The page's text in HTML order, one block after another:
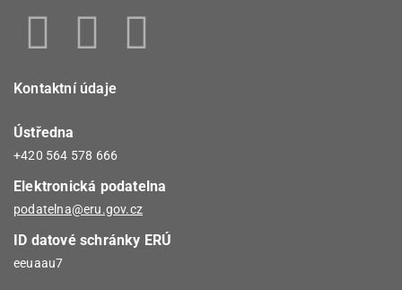
Kontaktní údaje
Ústředna
+420 564 578 666
Elektronická podatelna
podatelna@eru.gov.cz
ID datové schránky ERÚ
eeuaau7